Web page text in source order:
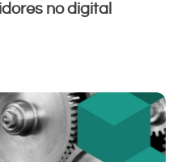
no digital